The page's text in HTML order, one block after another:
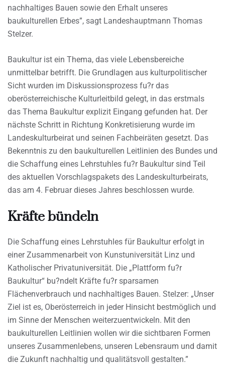
nachhaltiges Bauen sowie den Erhalt unseres
baukulturellen Erbes”, sagt Landeshauptmann Thomas
Stelzer.
Baukultur ist ein Thema, das viele Lebensbereiche
unmittelbar betrifft. Die Grundlagen aus kulturpolitischer
Sicht wurden im Diskussionsprozess fu?r das
oberösterreichische Kulturleitbild gelegt, in das erstmals
das Thema Baukultur explizit Eingang gefunden hat. Der
nächste Schritt in Richtung Konkretisierung wurde im
Landeskulturbeirat und seinen Fachbeiräten gesetzt. Das
Bekenntnis zu den baukulturellen Leitlinien des Bundes und
die Schaffung eines Lehrstuhles fu?r Baukultur sind Teil
des aktuellen Vorschlagspakets des Landeskulturbeirats,
das am 4. Februar dieses Jahres beschlossen wurde.
Kräfte bündeln
Die Schaffung eines Lehrstuhles für Baukultur erfolgt in
einer Zusammenarbeit von Kunstuniversität Linz und
Katholischer Privatuniversität. Die „Plattform fu?r
Baukultur“ bu?ndelt Kräfte fu?r sparsamen
Flächenverbrauch und nachhaltiges Bauen. Stelzer: „Unser
Ziel ist es, Oberösterreich in jeder Hinsicht bestmöglich und
im Sinne der Menschen weiterzuentwickeln. Mit den
baukulturellen Leitlinien wollen wir die sichtbaren Formen
unseres Zusammenlebens, unseren Lebensraum und damit
die Zukunft nachhaltig und qualitätsvoll gestalten.”